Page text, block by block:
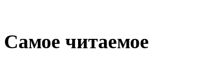
Самое читаемое